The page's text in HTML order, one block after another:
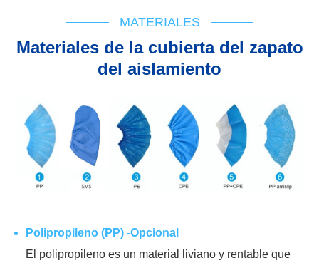
MATERIALES
Materiales de la cubierta del zapato
del aislamiento
Polipropileno (PP) -Opcional
El polipropileno es un material liviano y rentable que